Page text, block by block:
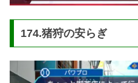
174.猪狩の安らぎ